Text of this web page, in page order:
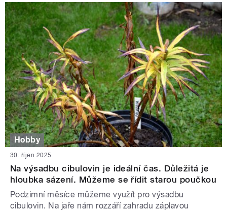
Hobby
30. říjen 2025
Na výsadbu cibulovin je ideální čas. Důležitá je
hloubka sázení. Můžeme se řídit starou poučkou
Podzimní měsíce můžeme využít pro výsadbu
cibulovin. Na jaře nám rozzáří zahradu záplavou